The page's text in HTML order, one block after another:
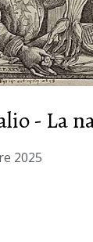
- La
2025